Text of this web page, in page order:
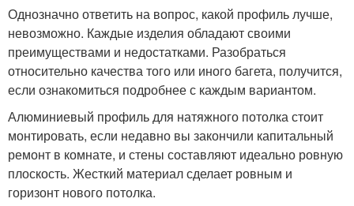
Однозначно ответить на вопрос, какой профиль лучше,
невозможно. Каждые изделия обладают своими
преимуществами и недостатками. Разобраться
относительно качества того или иного багета, получится,
если ознакомиться подробнее с каждым вариантом.
Алюминиевый профиль для натяжного потолка стоит
монтировать, если недавно вы закончили капитальный
ремонт в комнате, и стены составляют идеально ровную
плоскость. Жесткий материал сделает ровным и
горизонт нового потолка.